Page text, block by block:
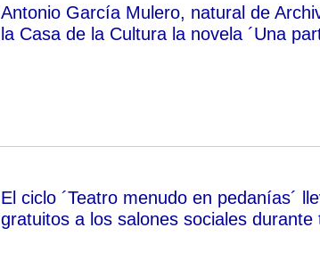
Antonio García Mulero, natural de
la Casa de la Cultura la novela ´Una
El ciclo ´Teatro menudo en pedanías´
gratuitos a los salones sociales durante